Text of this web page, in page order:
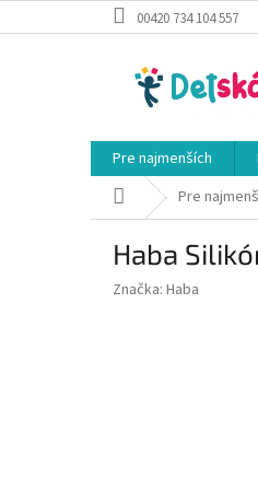
na
00420 734 104 557
Pre najmenších
DomovPre
Haba
Značka: Haba